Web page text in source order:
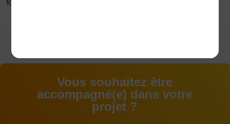
formation en
Vous souhaitez être
accompagné(e) dans votre
projet ?